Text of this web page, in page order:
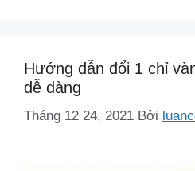
Hướng dẫn đổi 1 chỉ
dễ dàng
Tháng 12 24, 2021 Bởi